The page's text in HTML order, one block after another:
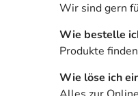
Wir sind gern
Wie bestelle
Produkte
Wie löse ich